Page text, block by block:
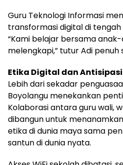
Guru Teknologi Informasi
transformasi digital di
“Kami belajar bersama
melengkapi,” tutur Adi penuh
Etika Digital dan
Lebih dari sekadar
Boyolangu menekankan
Kolaborasi antara guru wali,
dibangun untuk
etika di dunia maya sama
santun di dunia nyata.